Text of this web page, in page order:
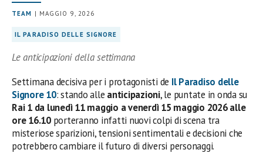
TEAM | MAGGIO 9, 2026
IL PARADISO DELLE SIGNORE
Le anticipazioni della settimana
Settimana decisiva per i protagonisti de Il Paradiso delle
Signore 10: stando alle anticipazioni, le puntate in onda su
Rai 1 da lunedì 11 maggio a venerdì 15 maggio 2026 alle
ore 16.10porteranno infatti nuovi colpi di scena tra
misteriose sparizioni, tensioni sentimentali e decisioni che
potrebbero cambiare il futuro di diversi personaggi.